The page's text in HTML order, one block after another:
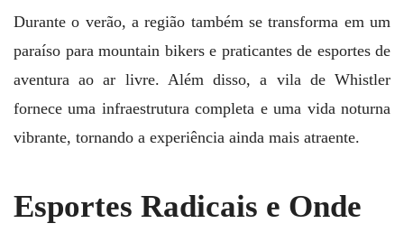
Durante o verão, a região também se transforma em um
paraíso para mountain bikers e praticantes de esportes de
aventura ao ar livre. Além disso, a vila de Whistler
fornece uma infraestrutura completa e uma vida noturna
vibrante, tornando a experiência ainda mais atraente.
Esportes Radicais e Onde